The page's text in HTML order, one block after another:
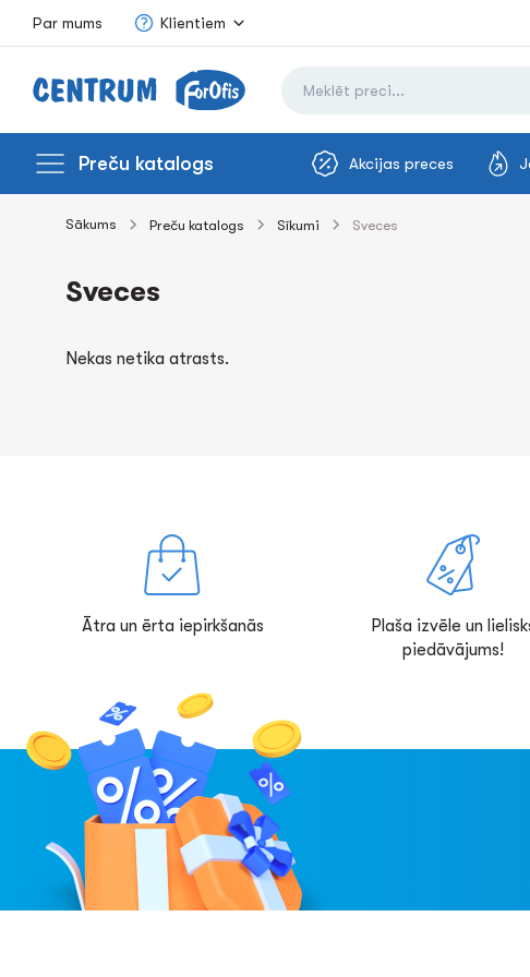
Par mums Klientiem
Preču katalogs Akcijas preces
Sākums Preču katalogs Sīkumi Sveces
Sveces
Nekas netika atrasts.
Ātra un ērta iepirkšanās
Plaša izvēle un
piedāvājums!